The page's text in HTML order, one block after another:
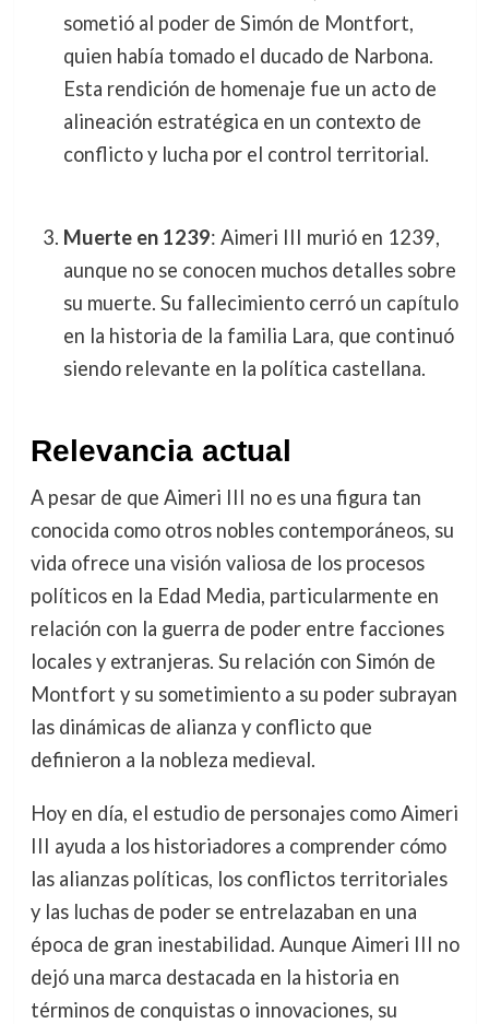
sometió al poder de Simón de Montfort,
quien había tomado el ducado de Narbona.
Esta rendición de homenaje fue un acto de
alineación estratégica en un contexto de
conflicto y lucha por el control territorial.
Muerte en 1239: Aimeri III murió en 1239,
aunque no se conocen muchos detalles sobre
su muerte. Su fallecimiento cerró un capítulo
en la historia de la familia Lara, que continuó
siendo relevante en la política castellana.
Relevancia actual
A pesar de que Aimeri III no es una figura tan
conocida como otros nobles contemporáneos, su
vida ofrece una visión valiosa de los procesos
políticos en la Edad Media, particularmente en
relación con la guerra de poder entre facciones
locales y extranjeras. Su relación con Simón de
Montfort y su sometimiento a su poder subrayan
las dinámicas de alianza y conflicto que
definieron a la nobleza medieval.
Hoy en día, el estudio de personajes como Aimeri
III ayuda a los historiadores a comprender cómo
las alianzas políticas, los conflictos territoriales
y las luchas de poder se entrelazaban en una
época de gran inestabilidad. Aunque Aimeri III no
dejó una marca destacada en la historia en
términos de conquistas o innovaciones, su